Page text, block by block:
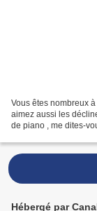
Vous êtes nombreux
aimez aussi les
de piano , me dites-
Hébergé par